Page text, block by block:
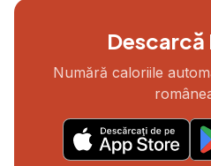
Numără caloriile